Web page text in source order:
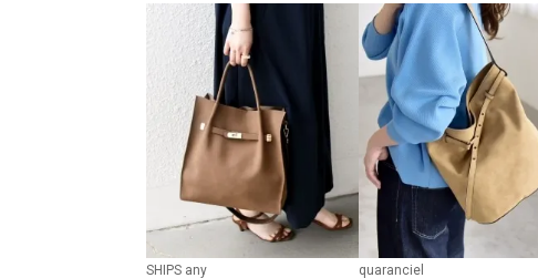
SHIPS any quaranciel